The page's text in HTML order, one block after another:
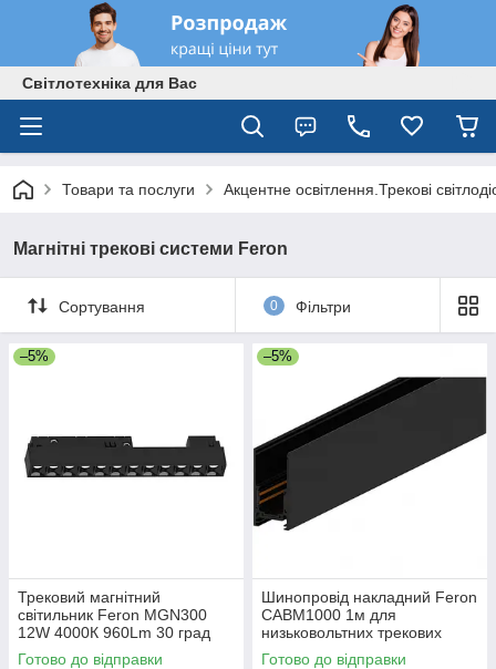
Світлотехніка для Вас
Товари та послуги Акцентне освітлення.Трекові
Магнітні трекові системи Feron
Сортування 0 Фільтри
–5%
Трековий магнітний
світильник Feron MGN300
12W 4000К 960Lm 30 град
чорний 220*22*43мм
Готово до відправки
–5%
Шинопровід накладний Feron
CABM1000 1м для
низьковольтних трекових
магнітних світильників чорний
Готово до відправки